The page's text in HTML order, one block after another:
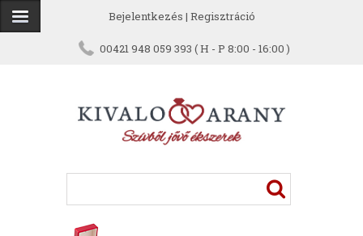
Bejelentkezés | Regisztráció
00421 948 059 393 ( H - P 8:00 - 16:00 )